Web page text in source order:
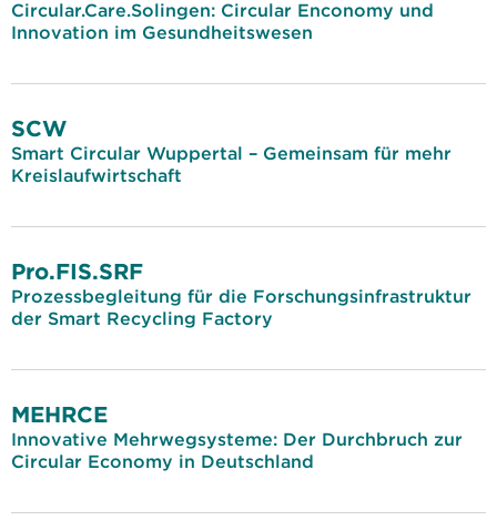
Circular.Care.Solingen: Circular Enconomy und
Innovation im Gesundheitswesen
SCW
Smart Circular Wuppertal – Gemeinsam für mehr
Kreislaufwirtschaft
Pro.FIS.SRF
Prozessbegleitung für die Forschungsinfrastruktur
der Smart Recycling Factory
MEHRCE
Innovative Mehrwegsysteme: Der Durchbruch zur
Circular Economy in Deutschland